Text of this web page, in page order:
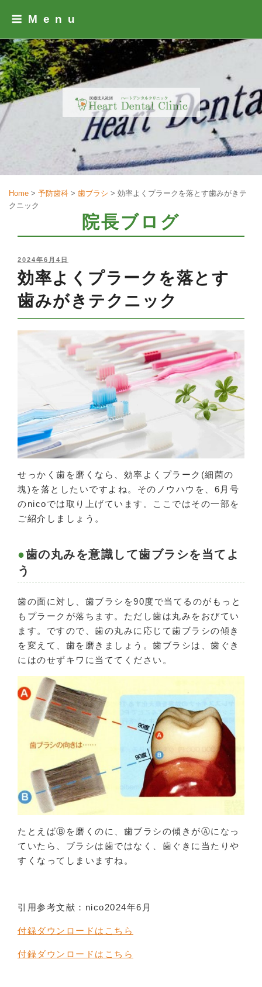
Menu
Home > 予防歯科 > 歯ブラシ > 効率よくプラークを落とす歯みがきテ
クニック
院長ブログ
POSTED
ON
2024年6月4日
効率よくプラークを落とす
歯みがきテクニック
せっかく歯を磨くなら、効率よくプラーク(細菌の
塊)を落としたいですよね。そのノウハウを、6月号
のnicoでは取り上げています。ここではその一部を
ご紹介しましょう。
歯の丸みを意識して歯ブラシを当てよ
う
歯の面に対し、歯ブラシを90度で当てるのがもっと
もプラークが落ちます。ただし歯は丸みをおびてい
ます。ですので、歯の丸みに応じて歯ブラシの傾き
を変えて、歯を磨きましょう。歯ブラシは、歯ぐき
にはのせずキワに当ててください。
たとえばⒷを磨くのに、歯ブラシの傾きがⒶになっ
ていたら、ブラシは歯ではなく、歯ぐきに当たりや
すくなってしまいますね。
引用参考文献：nico2024年6月
付録ダウンロードはこちら
付録ダウンロードはこちら